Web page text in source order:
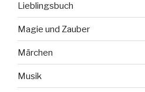
Lieblingsbuch
Magie und Zauber
Märchen
Musik